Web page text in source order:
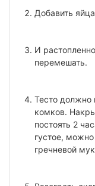
Добавить
И
перемешать.
Тесто должно
комков.
постоять 2
густое,
гречневой